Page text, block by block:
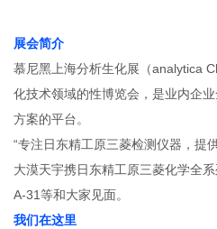
展会简介
慕尼黑上海分析生化展（analytica
化技术领域的性博览会，是业内企
方案的平台。
“专注日东精工原三菱检测仪器，提
大漠天宇携日东精工原三菱化学全
A-31等和大家见面。
我们在这里